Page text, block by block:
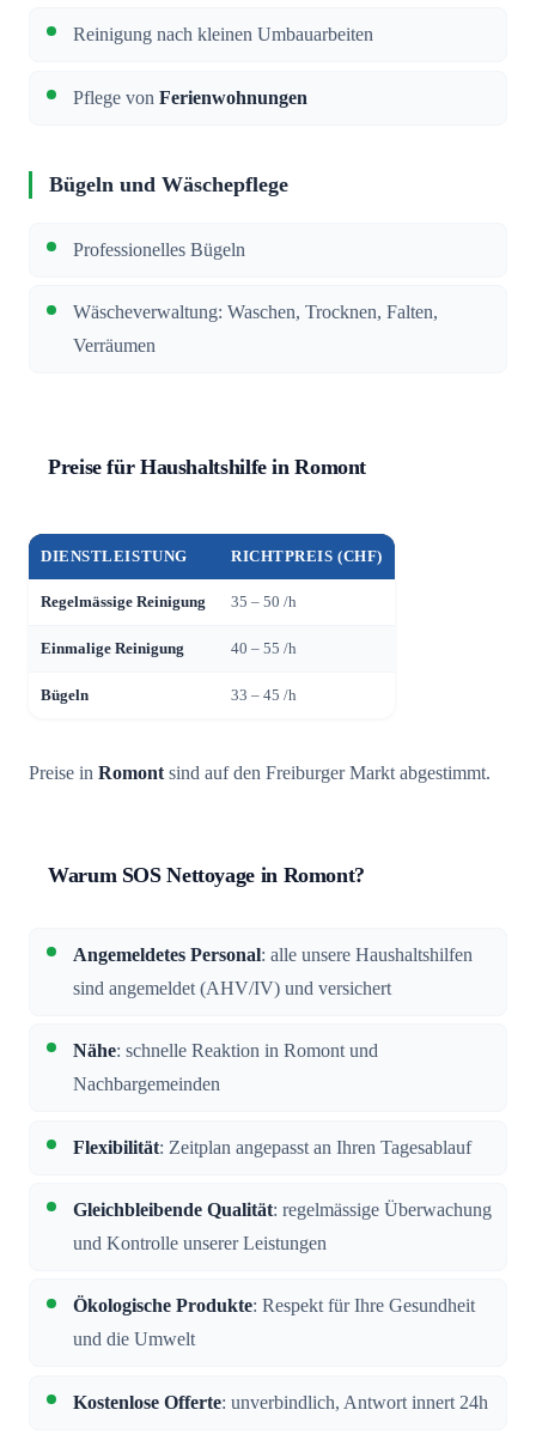
Reinigung nach kleinen Umbauarbeiten
Pflege von Ferienwohnungen
Bügeln und Wäschepflege
Professionelles Bügeln
Wäscheverwaltung: Waschen, Trocknen, Falten,
Verräumen
Preise für Haushaltshilfe in Romont
DIENSTLEISTUNG RICHTPREIS (CHF)
Regelmässige Reinigung 35 – 50 /h
Einmalige Reinigung 40 – 55 /h
Bügeln 33 – 45 /h
Preise in Romontsind auf den Freiburger Markt abgestimmt.
Warum SOS Nettoyage in Romont?
Angemeldetes Personal: alle unsere Haushaltshilfen
sind angemeldet (AHV/IV) und versichert
Nähe: schnelle Reaktion in Romont und
Nachbargemeinden
Flexibilität: Zeitplan angepasst an Ihren Tagesablauf
Gleichbleibende Qualität: regelmässige Überwachung
und Kontrolle unserer Leistungen
Ökologische Produkte: Respekt für Ihre Gesundheit
und die Umwelt
Kostenlose Offerte: unverbindlich, Antwort innert 24h